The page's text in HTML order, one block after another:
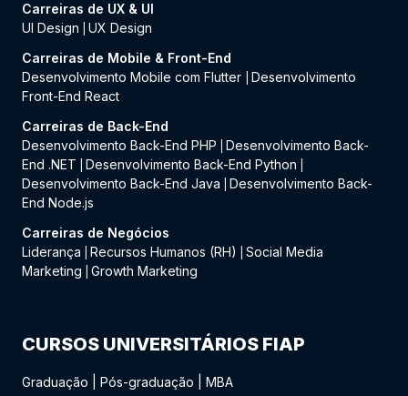
Carreiras de UX & UI
UI Design
UX Design
Carreiras de Mobile & Front-End
Desenvolvimento Mobile com Flutter
Desenvolvimento
Front-End React
Carreiras de Back-End
Desenvolvimento Back-End PHP
Desenvolvimento Back-
End .NET
Desenvolvimento Back-End Python
Desenvolvimento Back-End Java
Desenvolvimento Back-
End Node.js
Carreiras de Negócios
Liderança
Recursos Humanos (RH)
Social Media
Marketing
Growth Marketing
CURSOS UNIVERSITÁRIOS FIAP
Graduação Pós-graduação MBA